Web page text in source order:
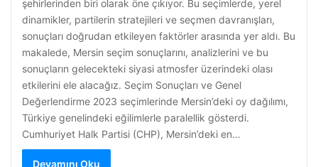
şehirlerinden biri olarak öne çıkıyor. Bu seçimlerde, yerel
dinamikler, partilerin stratejileri ve seçmen davranışları,
sonuçları doğrudan etkileyen faktörler arasında yer aldı. Bu
makalede, Mersin seçim sonuçlarını, analizlerini ve bu
sonuçların gelecekteki siyasi atmosfer üzerindeki olası
etkilerini ele alacağız. Seçim Sonuçları ve Genel
Değerlendirme 2023 seçimlerinde Mersin’deki oy dağılımı,
Türkiye genelindeki eğilimlerle paralellik gösterdi.
Cumhuriyet Halk Partisi (CHP), Mersin’deki en…
Devamını Oku